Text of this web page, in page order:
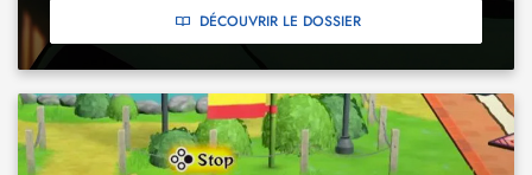
DÉCOUVRIR LE DOSSIER